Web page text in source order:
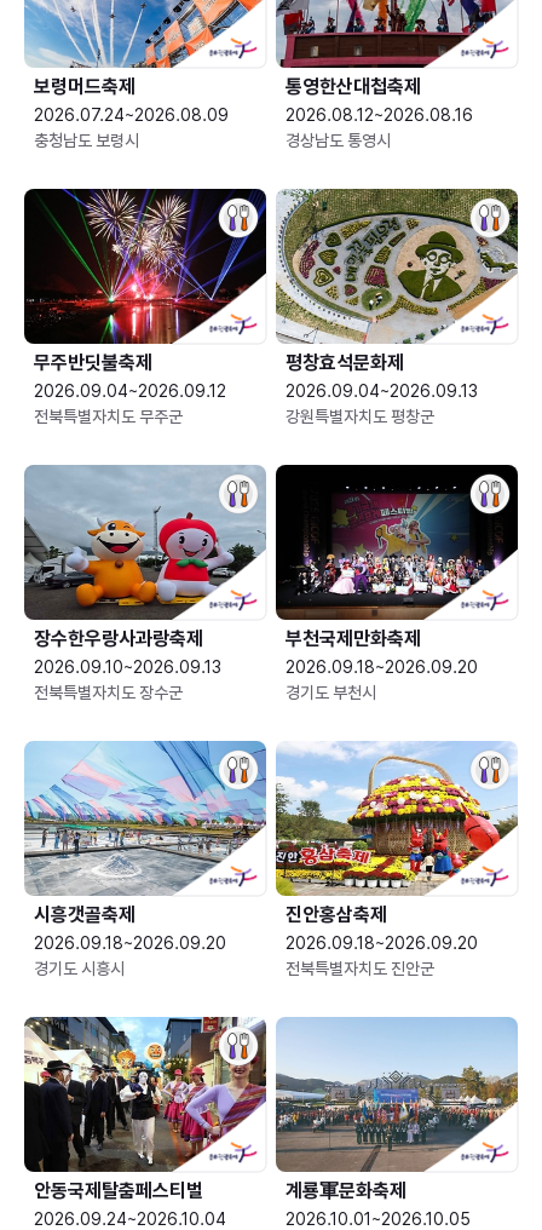
보령머드축제
2026.07.24~2026.08.09
충청남도 보령시
통영한산대첩축제
2026.08.12~2026.08.16
경상남도 통영시
무주반딧불축제
2026.09.04~2026.09.12
전북특별자치도 무주군
평창효석문화제
2026.09.04~2026.09.13
강원특별자치도 평창군
장수한우랑사과랑축제
2026.09.10~2026.09.13
전북특별자치도 장수군
부천국제만화축제
2026.09.18~2026.09.20
경기도 부천시
시흥갯골축제
2026.09.18~2026.09.20
경기도 시흥시
진안홍삼축제
2026.09.18~2026.09.20
전북특별자치도 진안군
안동국제탈춤페스티벌
2026.09.24~2026.10.04
2026.10.01~2026.10.05